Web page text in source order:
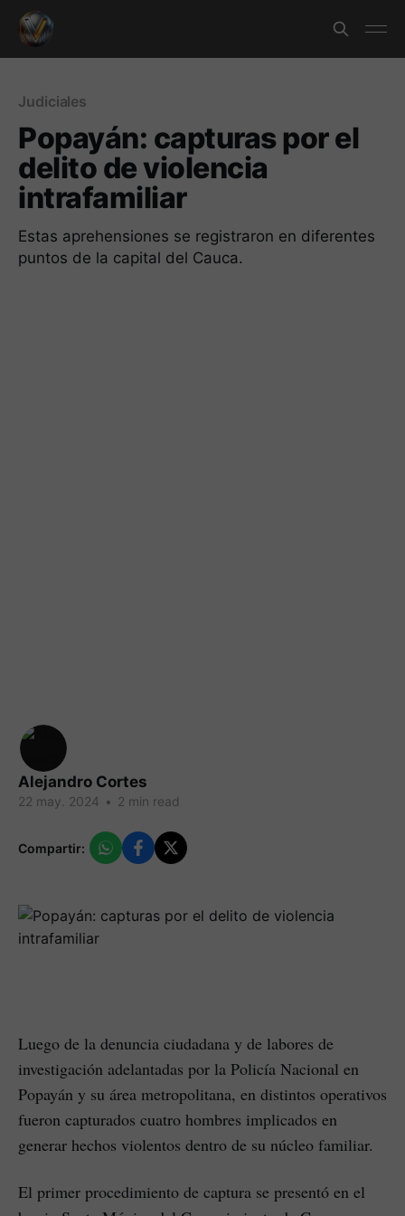
Judiciales
Popayán: capturas por el
delito de violencia
intrafamiliar
Estas aprehensiones se registraron en diferentes
puntos de la capital del Cauca.
Alejandro Cortes
22 may. 2024 • 2 min read
Compartir:
Luego de la denuncia ciudadana y de labores de
investigación adelantadas por la Policía Nacional en
Popayán y su área metropolitana, en distintos operativos
fueron capturados cuatro hombres implicados en
generar hechos violentos dentro de su núcleo familiar.
El primer procedimiento de captura se presentó en el